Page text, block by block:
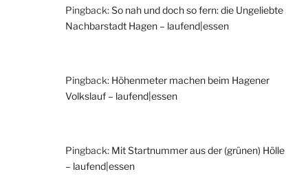
Pingback:So nah und doch so fern: die Ungeliebte
Nachbarstadt Hagen – laufend|essen
Pingback: Höhenmeter machen beim Hagener
Volkslauf – laufend|essen
Pingback: Mit Startnummer aus der (grünen) Hölle
– laufend|essen